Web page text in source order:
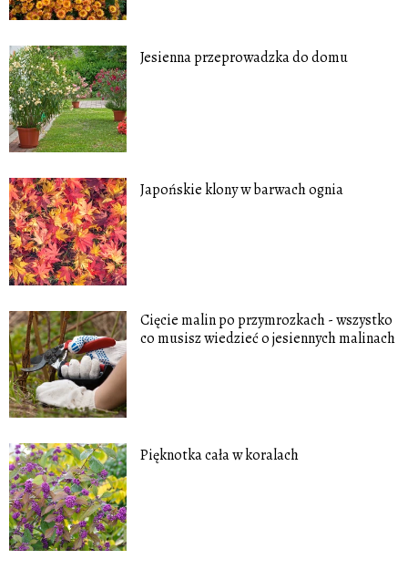
Jesienna przeprowadzka do domu
Japońskie klony w barwach ognia
Cięcie malin po przymrozkach - wszystko
co musisz wiedzieć o jesiennych malinach
Pięknotka cała w koralach